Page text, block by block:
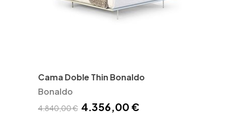
Cama Doble Thin Bonaldo
Bonaldo
4.840,00 € 4.356,00 €